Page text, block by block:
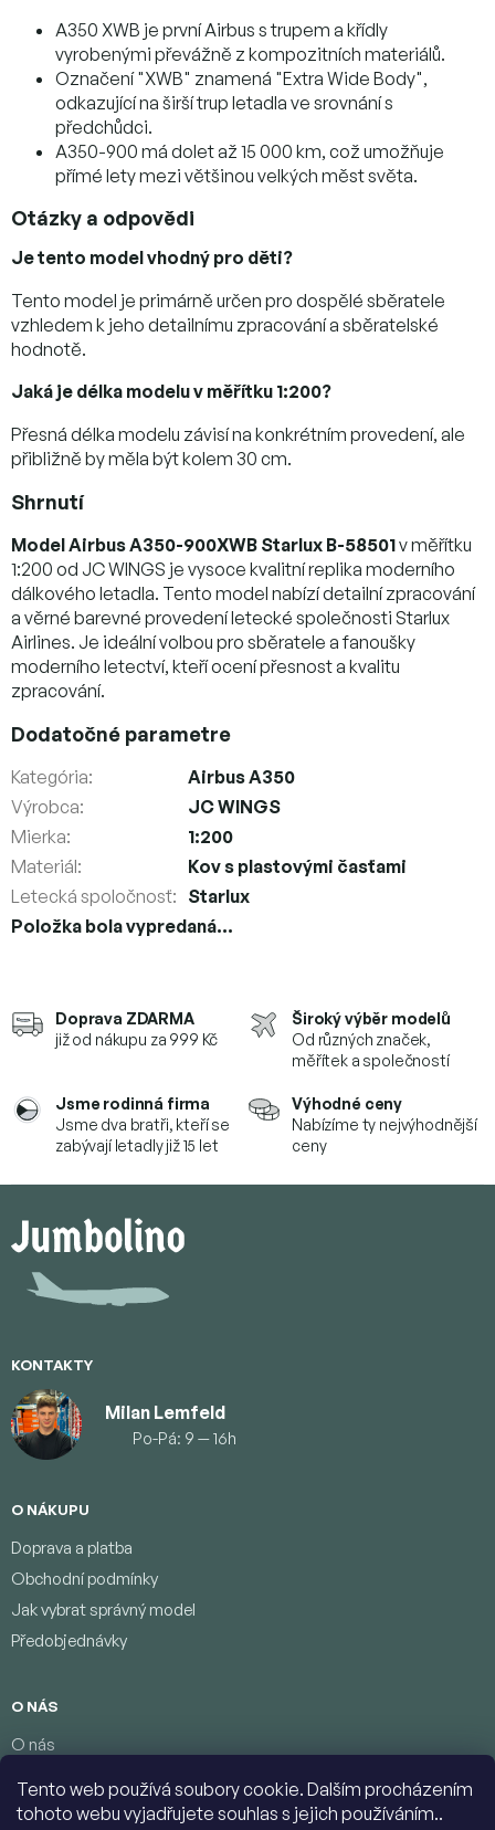
Tento web používá soubory cookie. Dalším procházením
tohoto webu vyjadřujete souhlas s jejich používáním..
Doprava ZDARMA
již od nákupu za 999 Kč
Široký výběr modelů
Od různých značek,
měřítek a společností
Jsme rodinná firma
Jsme dva bratři, kteří se
zabývají letadly již 15 let
Výhodné ceny
Nabízíme ty nejvýhodnější
ceny
A350 XWB je první Airbus s trupem a křídly
vyrobenými převážně z kompozitních materiálů.
Označení "XWB" znamená "Extra Wide Body",
odkazující na širší trup letadla ve srovnání s
předchůdci.
A350-900 má dolet až 15 000 km, což umožňuje
přímé lety mezi většinou velkých měst světa.
Otázky a odpovědi
Je tento model vhodný pro děti?
Tento model je primárně určen pro dospělé sběratele
vzhledem k jeho detailnímu zpracování a sběratelské
hodnotě.
Jaká je délka modelu v měřítku 1:200?
Přesná délka modelu závisí na konkrétním provedení, ale
přibližně by měla být kolem 30 cm.
Shrnutí
Model Airbus A350-900XWB Starlux B-58501v měřítku
1:200 od JC WINGS je vysoce kvalitní replika moderního
dálkového letadla. Tento model nabízí detailní zpracování
a věrné barevné provedení letecké společnosti Starlux
Airlines. Je ideální volbou pro sběratele a fanoušky
moderního letectví, kteří ocení přesnost a kvalitu
zpracování.
Dodatočné parametre
Kategória:
Airbus A350
Výrobca:
JC WINGS
Mierka:
1:200
Materiál:
Kov s plastovými časťami
Letecká spoločnosť: Starlux
Položka bola vypredaná…
p
KONTAKTY
Milan Lemfeld
Po-Pá: 9 — 16h
O NÁKUPU
Doprava a platba
Obchodní podmínky
Jak vybrat správný model
Předobjednávky
O NÁS
O nás
Podmínky ochrany osobních údajů